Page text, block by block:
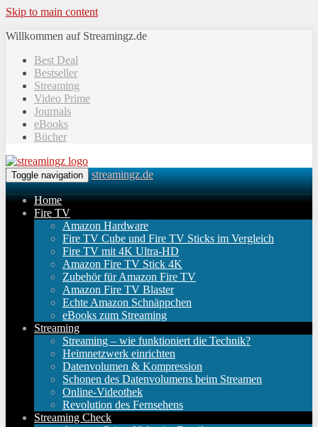
Skip to main content
Willkommen auf Streamingz.de
Best Deal
Bestseller
Streaming
Video Prime
Journals
eBooks
Bücher
Toggle navigation streamingz.de
Home
Fire TV
Amazon Hardware
Fire TV Cube und Fire TV Sticks im Vergleich
Fire TV mit 4K Ultra-HD
Amazon Fire TV Stick 4K
Zubehör für Amazon Fire TV
Amazon Fire TV Blaster
Echte Amazon Schnäppchen
eBooks zum Streaming
Streaming
Streaming – wie funktioniert die Technik?
Heimnetzwerk einrichten
Datenvolumen & Kompression
Schonen des Datenvolumens beim Streamen
Online-Videothek
Revolution des Fernsehens
Streaming Check